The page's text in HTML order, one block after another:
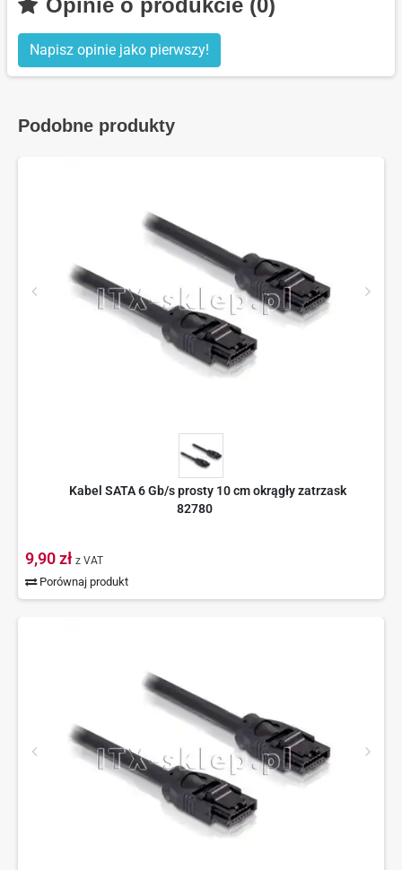
Opinie o produkcie (0)
Napisz opinie jako pierwszy!
Podobne produkty
Kabel SATA 6 Gb/s prosty 10 cm okrągły zatrzask
82780
9,90 zł z VAT
Porównaj produkt